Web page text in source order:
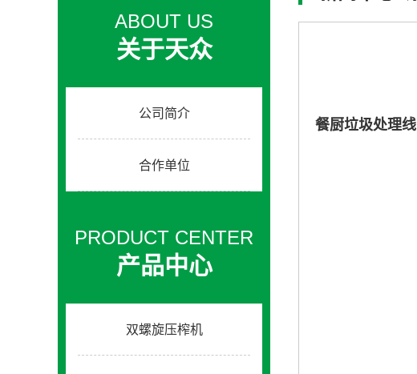
餐厨垃圾处理线
ABOUT US
关于天众
公司简介
合作单位
PRODUCT CENTER
产品中心
双螺旋压榨机